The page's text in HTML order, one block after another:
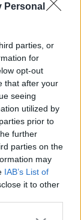
Personal
parties, or
for
opt-out
that after your
seeing
utilized by
prior to
further
parties on the
may
IAB’s List of
it to other
more Google
#rákbetegség